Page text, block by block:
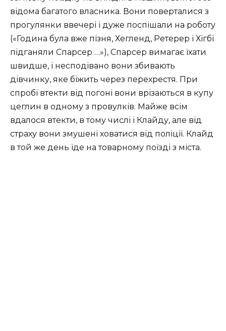
відома багатого власника. Вони поверталися з
прогулянки ввечері і дуже поспішали на роботу
(«Година була вже пізня, Хегленд, Ретерер і Хігбі
підганяли Спарсер …»), Спарсер вимагає їхати
швидше, і несподівано вони збивають
дівчинку, яке біжить через перехрестя. При
спробі втекти від погоні вони врізаються в купу
цеглин в одному з провулків. Майже всім
вдалося втекти, в тому числі і Клайду, але від
страху вони змушені ховатися від поліції. Клайд
в той же день їде на товарному поїзді з міста.